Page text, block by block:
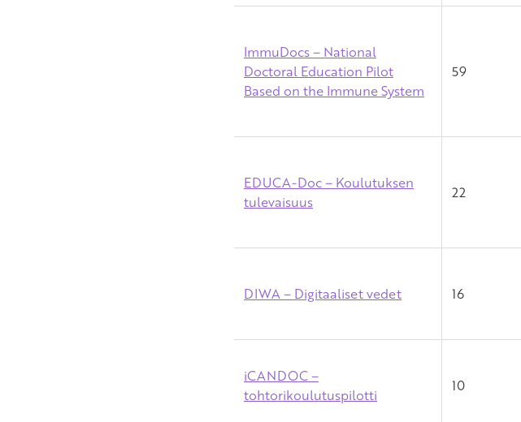
ImmuDocs – National
Doctoral Education Pilot
Based on the Immune System
59
EDUCA-Doc – Koulutuksen
tulevaisuus
22
DIWA – Digitaaliset vedet 16
iCANDOC–
tohtorikoulutuspilotti
10